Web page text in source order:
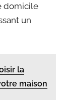
domicile
un
la
maison